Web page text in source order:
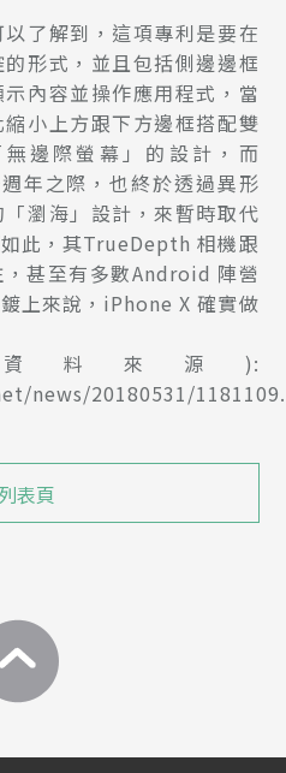
了解到，這項專利是要在
形式，並且包括側邊邊框
內容並操作應用程式，當
小上方跟下方邊框搭配雙
邊際螢幕」的設計，而
年之際，也終於透過異形
瀏海」設計，來暫時取代
此，其TrueDepth 相機跟
甚至有多數Android 陣營
上來說，iPhone X 確實做
料來源):
news/20180531/
表頁